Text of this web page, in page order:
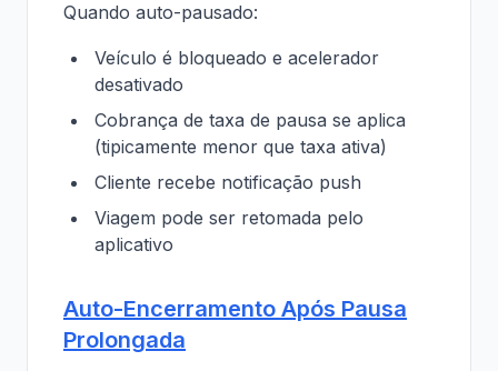
Quando auto-pausado:
Veículo é bloqueado e acelerador
desativado
Cobrança de taxa de pausa se aplica
(tipicamente menor que taxa ativa)
Cliente recebe notificação push
Viagem pode ser retomada pelo
aplicativo
Auto-Encerramento Após Pausa
Prolongada